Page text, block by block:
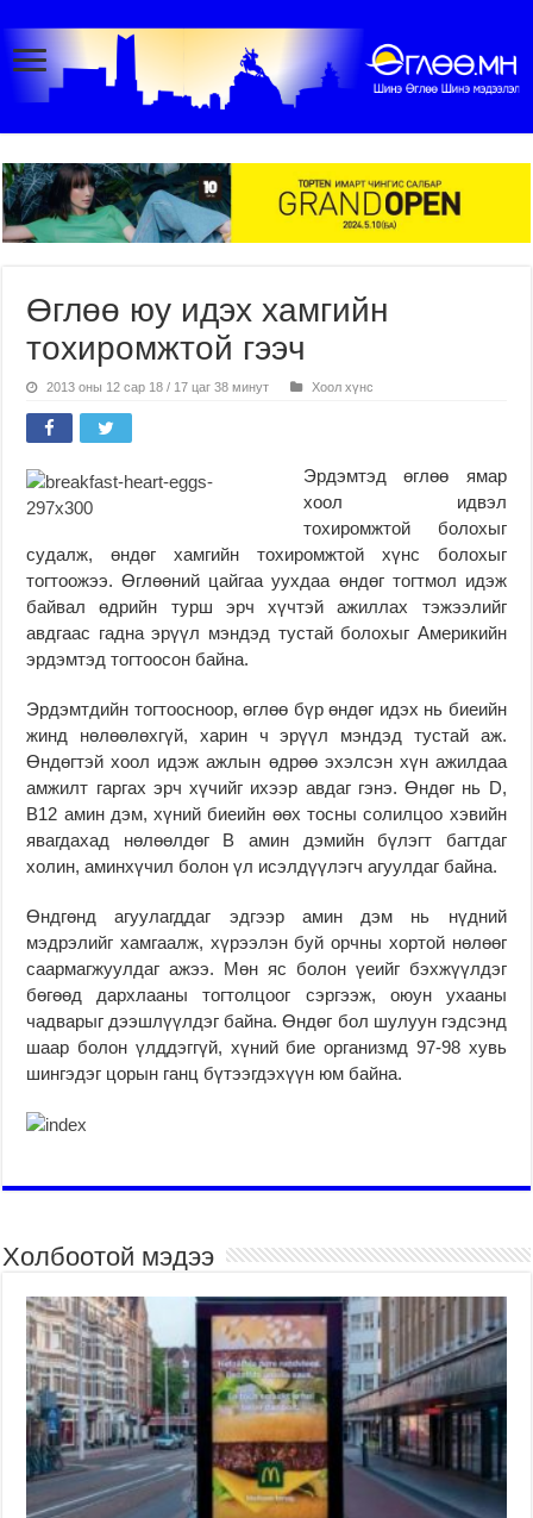
Өглөө юу идэх хамгийн
тохиромжтой гээч
2013 оны 12 сар 18 / 17 цаг 38 минут Хоол хүнс
Эрдэмтэд өглөө ямар
хоол идвэл
тохиромжтой болохыг
судалж, өндөг хамгийн тохиромжтой хүнс болохыг
тогтоожээ. Өглөөний цайгаа уухдаа өндөг тогтмол идэж
байвал өдрийн турш эрч хүчтэй ажиллах тэжээлийг
авдгаас гадна эрүүл мэндэд тустай болохыг Америкийн
эрдэмтэд тогтоосон байна.
Эрдэмтдийн тогтоосноор, өглөө бүр өндөг идэх нь биеийн
жинд нөлөөлөхгүй, харин ч эрүүл мэндэд тустай аж.
Өндөгтэй хоол идэж ажлын өдрөө эхэлсэн хүн ажилдаа
амжилт гаргах эрч хүчийг ихээр авдаг гэнэ. Өндөг нь D,
B12 амин дэм, хүний биеийн өөх тосны солилцоо хэвийн
явагдахад нөлөөлдөг B амин дэмийн бүлэгт багтдаг
холин, аминхүчил болон үл исэлдүүлэгч агуулдаг байна.
Өндгөнд агуулагддаг эдгээр амин дэм нь нүдний
мэдрэлийг хамгаалж, хүрээлэн буй орчны хортой нөлөөг
саармагжуулдаг ажээ. Мөн яс болон үеийг бэхжүүлдэг
бөгөөд дархлааны тогтолцоог сэргээж, оюун ухааны
чадварыг дээшлүүлдэг байна. Өндөг бол шулуун гэдсэнд
шаар болон үлддэггүй, хүний бие организмд 97-98 хувь
шингэдэг цорын ганц бүтээгдэхүүн юм байна.
Холбоотой мэдээ